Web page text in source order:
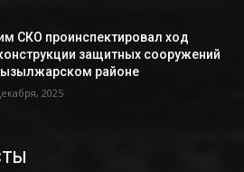
СКО проинспектировал ход
защитных сооружений
районе
2025